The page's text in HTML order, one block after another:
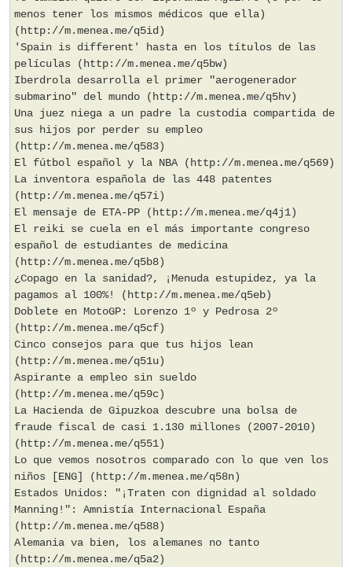
menos tener los mismos médicos que ella)
(http://m.menea.me/q5id)
'Spain is different' hasta en los títulos de las
películas (http://m.menea.me/q5bw)
Iberdrola desarrolla el primer "aerogenerador
submarino" del mundo (http://m.menea.me/q5hv)
Una juez niega a un padre la custodia compartida de
sus hijos por perder su empleo
(http://m.menea.me/q583)
El fútbol español y la NBA (http://m.menea.me/q569)
La inventora española de las 448 patentes
(http://m.menea.me/q57i)
El mensaje de ETA-PP (http://m.menea.me/q4j1)
El reiki se cuela en el más importante congreso
español de estudiantes de medicina
(http://m.menea.me/q5b8)
¿Copago en la sanidad?, ¡Menuda estupidez, ya la
pagamos al 100%! (http://m.menea.me/q5eb)
Doblete en MotoGP: Lorenzo 1º y Pedrosa 2º
(http://m.menea.me/q5cf)
Cinco consejos para que tus hijos lean
(http://m.menea.me/q51u)
Aspirante a empleo sin sueldo
(http://m.menea.me/q59c)
La Hacienda de Gipuzkoa descubre una bolsa de
fraude fiscal de casi 1.130 millones (2007-2010)
(http://m.menea.me/q551)
Lo que vemos nosotros comparado con lo que ven los
niños [ENG] (http://m.menea.me/q58n)
Estados Unidos: "¡Traten con dignidad al soldado
Manning!": Amnistía Internacional España
(http://m.menea.me/q588)
Alemania va bien, los alemanes no tanto
(http://m.menea.me/q5a2)